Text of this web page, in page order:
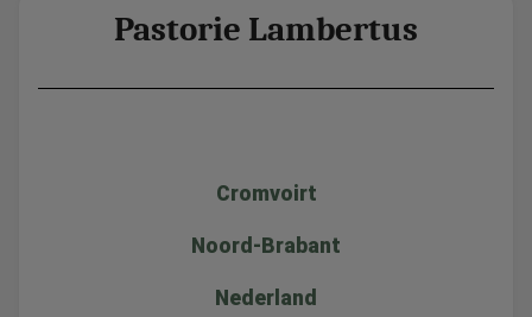
Pastorie Lambertus
Cromvoirt
Noord-Brabant
Nederland